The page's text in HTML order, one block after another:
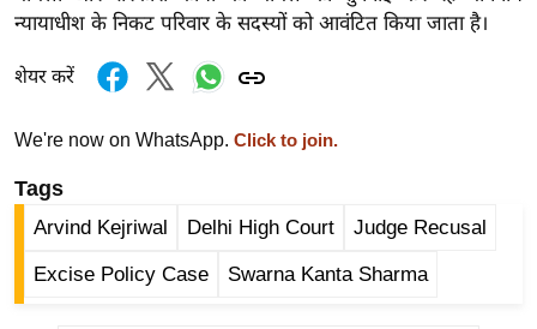
रं
न
ग
बॉ
ली
वु
न्यायाधीश के निकट परिवार के सदस्यों को आवंटित किया जाता है।
शेयर करें
We're now on WhatsApp. Click to join.
Tags
Arvind Kejriwal Delhi High Court Judge Recusal
Excise Policy Case Swarna Kanta Sharma